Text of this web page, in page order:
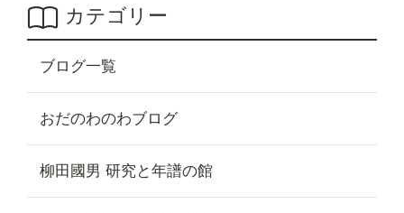
カテゴリー
ブログ一覧
おだのわのわブログ
柳田國男 研究と年譜の館